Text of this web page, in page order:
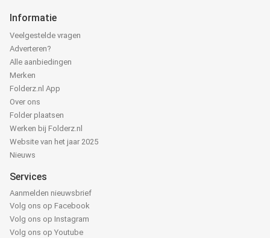
Informatie
Veelgestelde vragen
Adverteren?
Alle aanbiedingen
Merken
Folderz.nl App
Over ons
Folder plaatsen
Werken bij Folderz.nl
Website van het jaar 2025
Nieuws
Services
Aanmelden nieuwsbrief
Volg ons op Facebook
Volg ons op Instagram
Volg ons op Youtube